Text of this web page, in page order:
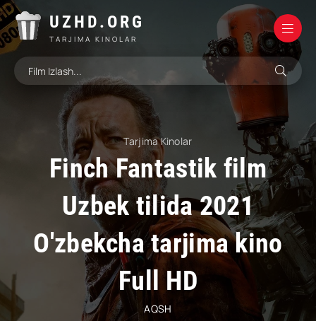
UZHD.ORG
TARJIMA KINOLAR
Tarjima Kinolar
Finch Fantastik film
Uzbek tilida 2021
O'zbekcha tarjima kino
Full HD
AQSH